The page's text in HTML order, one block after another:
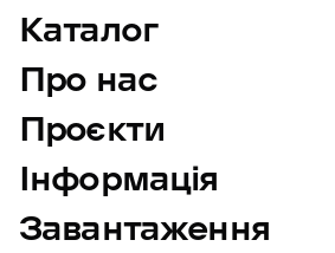
Каталог
Про нас
Проєкти
Інформація
Завантаження